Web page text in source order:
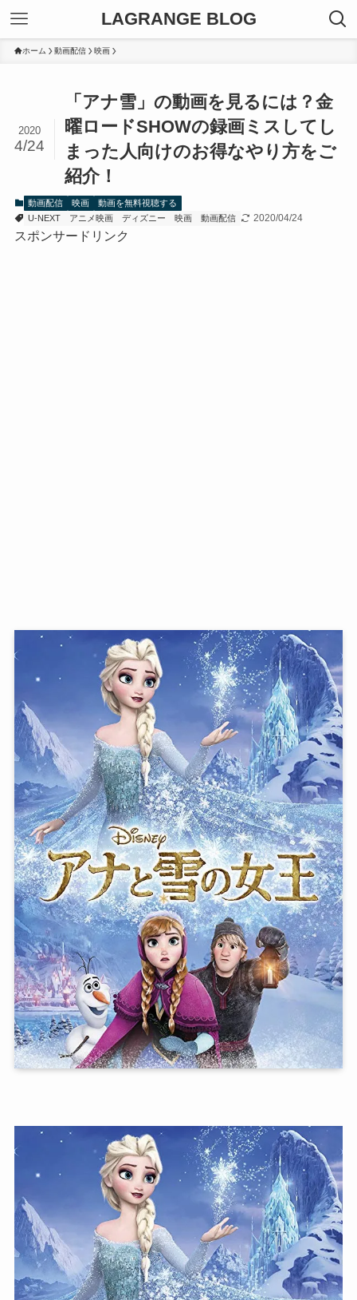
LAGRANGE BLOG
ホーム 動画配信 映画
「アナ雪」の動画を見るには？金
曜ロードSHOWの録画ミスしてし
まった人向けのお得なやり方をご
紹介！
2020
4/24
動画配信 映画
動画を無料視聴する
U-NEXT
アニメ映画 ディズニー 映画 動画配信 2020/04/24
スポンサードリンク